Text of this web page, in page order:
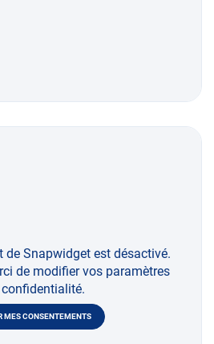
de Snapwidget est désactivé.
de modifier vos paramètres
MES CONSENTEMENTS